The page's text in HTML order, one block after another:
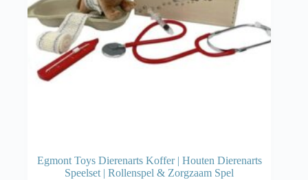
Egmont Toys Dierenarts Koffer | Houten Dierenarts
Speelset | Rollenspel & Zorgzaam Spel